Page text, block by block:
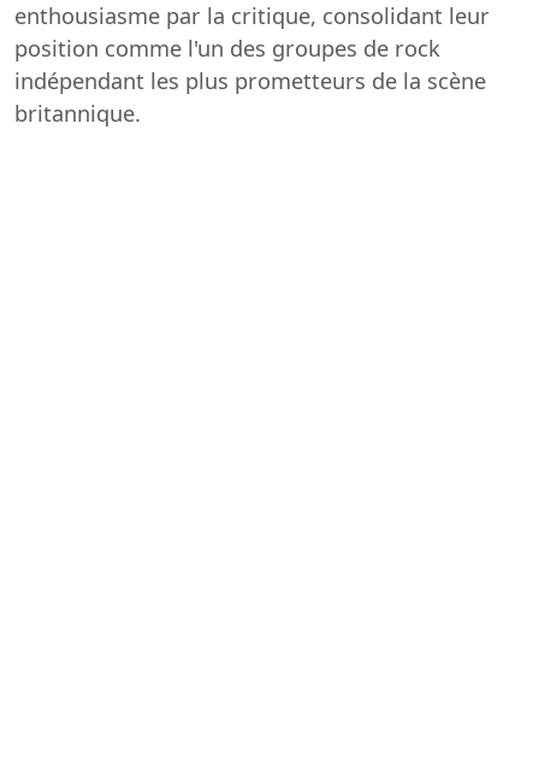
enthousiasme par la critique, consolidant leur
position comme l'un des groupes de rock
indépendant les plus prometteurs de la scène
britannique.